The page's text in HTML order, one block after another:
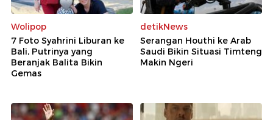
Wolipop
7 Foto Syahrini Liburan ke
Bali, Putrinya yang
Beranjak Balita Bikin
Gemas
detikNews
Serangan Houthi ke Arab
Saudi Bikin Situasi Timteng
Makin Ngeri